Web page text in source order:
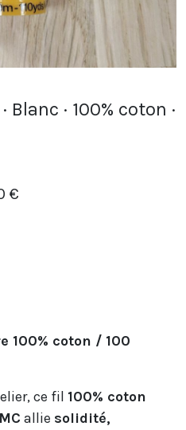
Blanc · 100% coton ·
€
100% coton / 100
ce fil 100% coton
allie solidité,